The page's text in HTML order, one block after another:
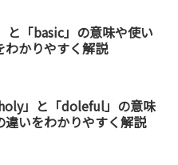
と「basic」の意味や使い
わかりやすく解説
」と「doleful」の意味
違いをわかりやすく解説